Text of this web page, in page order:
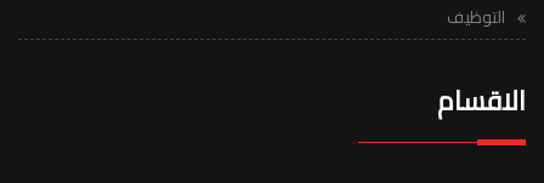
التوظيف
الاقسام